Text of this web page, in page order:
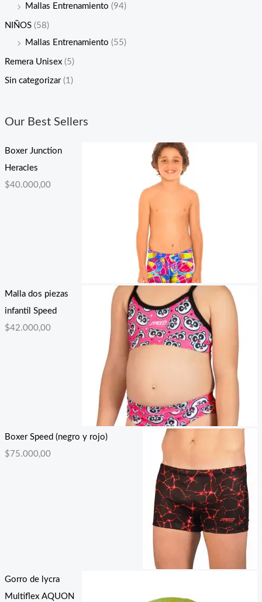
Mallas Entrenamiento (94)
NIÑOS (58)
Mallas Entrenamiento (55)
Remera Unisex (5)
Sin categorizar (1)
Our Best Sellers
Boxer Junction
Heracles
$40.000,00
Malla dos piezas
infantil Speed
$42.000,00
Boxer Speed (negro y rojo)
$75.000,00
Gorro de lycra
Multiflex AQUON